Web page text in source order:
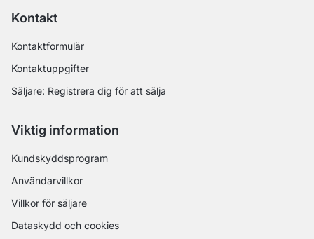
Kontakt
Kontaktformulär
Kontaktuppgifter
Säljare: Registrera dig för att sälja
Viktig information
Kundskyddsprogram
Användarvillkor
Villkor för säljare
Dataskydd och cookies